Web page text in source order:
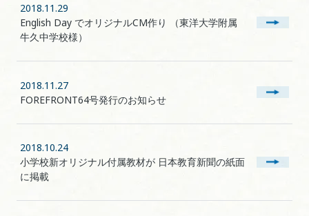
2018.11.29
English Day でオリジナルCM作り （東洋大学附属
牛久中学校様）
2018.11.27
FOREFRONT64号発行のお知らせ
2018.10.24
小学校新オリジナル付属教材が 日本教育新聞の紙面
に掲載